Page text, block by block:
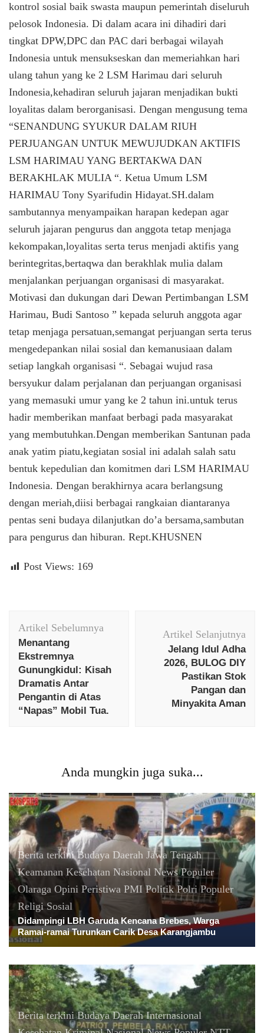
kontrol sosial baik swasta maupun pemerintah diseluruh
pelosok Indonesia. Di dalam acara ini dihadiri dari
tingkat DPW,DPC dan PAC dari berbagai wilayah
Indonesia untuk mensukseskan dan memeriahkan hari
ulang tahun yang ke 2 LSM Harimau dari seluruh
Indonesia,kehadiran seluruh jajaran menjadikan bukti
loyalitas dalam berorganisasi. Dengan mengusung tema
“SENANDUNG SYUKUR DALAM RIUH
PERJUANGAN UNTUK MEWUJUDKAN AKTIFIS
LSM HARIMAU YANG BERTAKWA DAN
BERAKHLAK MULIA “. Ketua Umum LSM
HARIMAU Tony Syarifudin Hidayat.SH.dalam
sambutannya menyampaikan harapan kedepan agar
seluruh jajaran pengurus dan anggota tetap menjaga
kekompakan,loyalitas serta terus menjadi aktifis yang
berintegritas,bertaqwa dan berakhlak mulia dalam
menjalankan perjuangan organisasi di masyarakat.
Motivasi dan dukungan dari Dewan Pertimbangan LSM
Harimau, Budi Santoso ” kepada seluruh anggota agar
tetap menjaga persatuan,semangat perjuangan serta terus
mengedepankan nilai sosial dan kemanusiaan dalam
setiap langkah organisasi “. Sebagai wujud rasa
bersyukur dalam perjalanan dan perjuangan organisasi
yang memasuki umur yang ke 2 tahun ini.untuk terus
hadir memberikan manfaat berbagi pada masyarakat
yang membutuhkan.Dengan memberikan Santunan pada
anak yatim piatu,kegiatan sosial ini adalah salah satu
bentuk kepedulian dan komitmen dari LSM HARIMAU
Indonesia. Dengan berakhirnya acara berlangsung
dengan meriah,diisi berbagai rangkaian diantaranya
pentas seni budaya dilanjutkan do’a bersama,sambutan
para pengurus dan hiburan. Rept.KHUSNEN
Post Views: 169
Artikel
Artikel Sebelumnya
Menantang
Ekstremnya
Gunungkidul: Kisah
Dramatis Antar
Pengantin di Atas
“Napas” Mobil Tua.
Artikel Selanjutnya
Jelang Idul Adha
2026, BULOG DIY
Pastikan Stok
Pangan dan
Minyakita Aman
Anda mungkin juga suka...
Berita terkini Budaya Daerah Jawa Tengah
Keamanan Kesehatan Nasional News Populer
Olaraga Opini Peristiwa PMI Politik Polri Populer
Religi Sosial
Didampingi LBH Garuda Kencana Brebes, Warga
Ramai-ramai Turunkan Carik Desa Karangjambu
Berita terkini Budaya Daerah Internasional